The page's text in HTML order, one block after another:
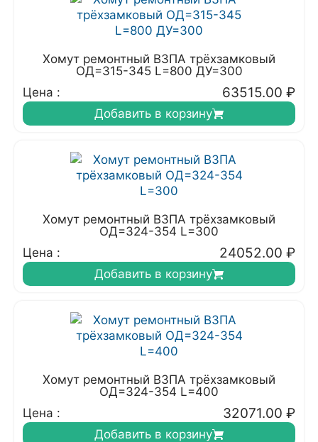
Хомут ремонтный ВЗПА трёхзамковый
ОД=315-345 L=800 ДУ=300
Цена :
63515.00 ₽
Добавить в корзину
Хомут ремонтный ВЗПА трёхзамковый
ОД=324-354 L=300
Цена :
24052.00 ₽
Добавить в корзину
Хомут ремонтный ВЗПА трёхзамковый
ОД=324-354 L=400
Цена :
32071.00 ₽
Добавить в корзину